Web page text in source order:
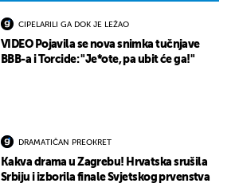
CIPELARILI GA DOK JE LEŽAO
VIDEO Pojavila se nova snimka tučnjave
BBB-a i Torcide: "Je*ote, pa ubit će ga!"
DRAMATIČAN PREOKRET
Kakva drama u Zagrebu! Hrvatska srušila
Srbiju i izborila finale Svjetskog prvenstva